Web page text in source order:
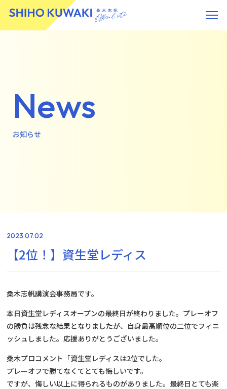
News
お知らせ
2023.07.02
【2位！】資生堂レディス
桑木志帆講演会事務局です。
本日資生堂レディスオープンの最終日が終わりました。プレーオフ
の勝負は残念な結果となりましたが、自身最高順位の二位でフィニ
ッシュしました。応援ありがとうございました。
桑木プロコメント「資生堂レディスは2位でした。
プレーオフで勝てなくてとても悔しいです。
ですが、悔しい以上に得られるものがありました。最終日とても楽